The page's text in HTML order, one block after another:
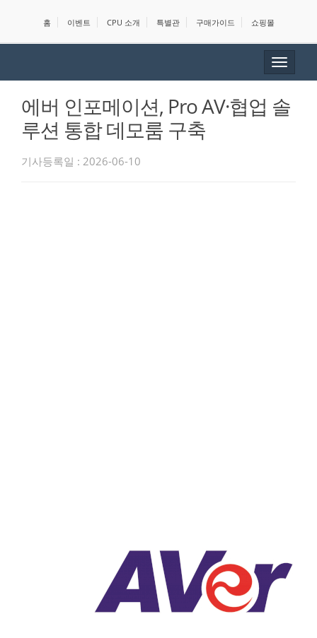
홈 이벤트 CPU 소개 특별관 구매가이드 쇼핑몰
Toggle
에버 인포메이션, Pro AV·협업 솔
루션 통합 데모룸 구축
기사등록일 : 2026-06-10